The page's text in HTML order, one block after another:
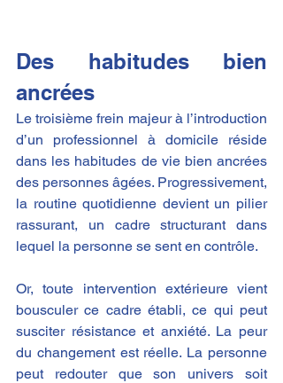
Des habitudes bien
ancrées
Le troisième frein majeur à l’introduction
d’un professionnel à domicile réside
dans les habitudes de vie bien ancrées
des personnes âgées. Progressivement,
la routine quotidienne devient un pilier
rassurant, un cadre structurant dans
lequel la personne se sent en contrôle.
Or, toute intervention extérieure vient
bousculer ce cadre établi, ce qui peut
susciter résistance et anxiété. La peur
du changement est réelle. La personne
peut redouter que son univers soit